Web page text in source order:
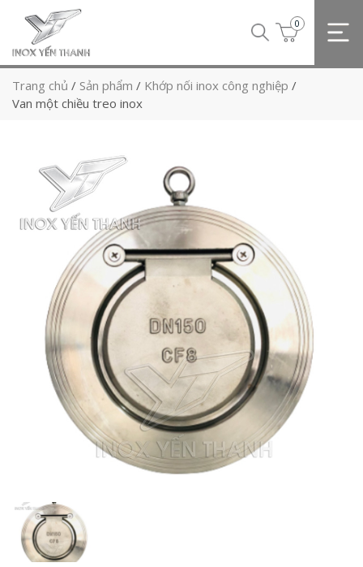
0
Trang chủ / Sản phẩm / Khớp nối inox công nghiệp /
Van một chiều treo inox